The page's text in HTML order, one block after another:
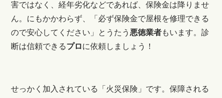
害ではなく、経年劣化などであれば、保険金は降りませ
ん。にもかかわらず、「必ず保険金で屋根を修理できる
ので安心してください」とうたう 悪徳業者もいます。診
断は信頼できるプロに依頼しましょう！
せっかく加入されている「火災保険」です。保障される